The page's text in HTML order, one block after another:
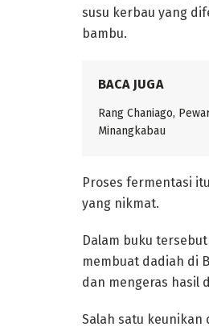
susu kerbau yang
bambu.
BACA JUGA
Rang Chaniago,
Proses fermentasi
yang nikmat.
‎Dalam buku
membuat dadiah di
dan mengeras hasil
‎Salah satu keunikan